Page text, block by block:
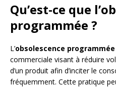
Qu’est-ce que
programmée ?
L’obsolescence programmée
commerciale visant à réduire
d’un produit afin d’inciter le
fréquemment. Cette pratique